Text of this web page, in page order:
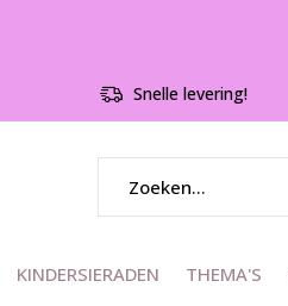
KINDERSIERADEN THEMA'S
Snelle levering!